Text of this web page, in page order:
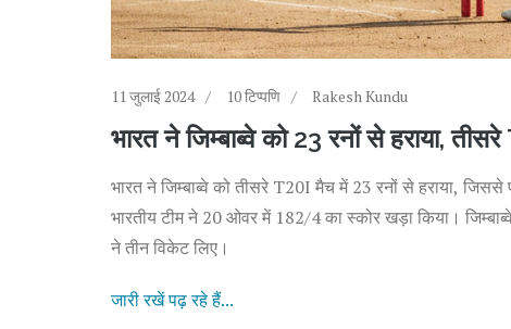
11 जुलाई 2024 10 टिप्पणि Rakesh Kundu
भारत ने जिम्बाब्वे को 23 रनों से हराया,
भारत ने जिम्बाब्वे को तीसरे T20I मैच में 23 रनों से हराया,
भारतीय टीम ने 20 ओवर में 182/4 का स्कोर खड़ा किया।
ने तीन विकेट लिए।
जारी रखें पढ़ रहे हैं...